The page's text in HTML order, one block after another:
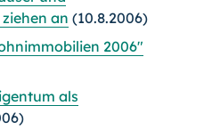
an (10.8.2006)
2006"
als